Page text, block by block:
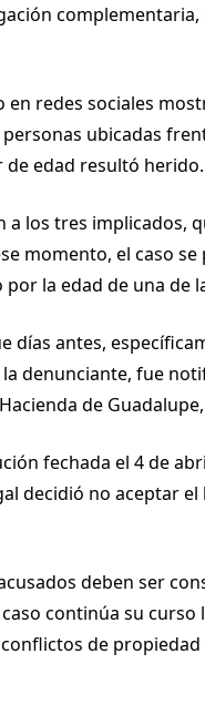
redes sociales
ubicadas
de edad resultó herido.
los tres implicados,
momento, el caso
la edad de una de
antes,
denunciante, fue
de
fechada el 4 de
decidió no aceptar
deben ser
continúa su
de